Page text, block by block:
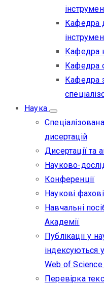
Кафедра
Кафедра
Кафедра
Кафедра
Наука
дисертацій
Дисертації та
Науково-
Конференції
Наукові
Навчальні
Академії
Публікації у
індексуються
Web of
Перевірка